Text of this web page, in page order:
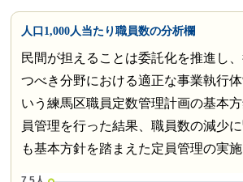
人口1,000人当たり職員数の分析欄
民間が担えることは委託化を推進し
つべき分野における適正な事業執行
いう練馬区職員定数管理計画の基本
員管理を行った結果、職員数の減少
も基本方針を踏まえた定員管理の実施